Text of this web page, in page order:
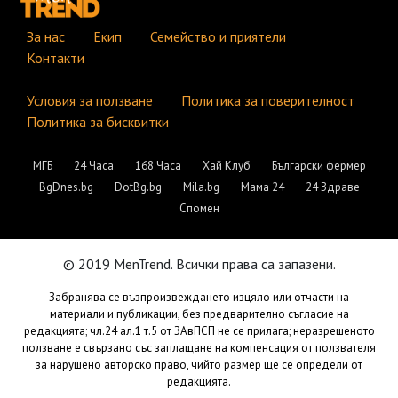
За нас Екип
Семейство и приятели
Контакти
Условия за ползване
Политика за поверителност
Политика за бисквитки
МГБ 24 Часа 168 Часа Хай Клуб
Български фермер
BgDnes.bg
DotBg.bg Mila.bg Мама 24
24 Здраве
Спомен
© 2019 MenTrend. Всички права са запазени.
Забранява се възпроизвеждането изцяло или отчасти на
материали и публикации, без предварително съгласие на
редакцията; чл.24 ал.1 т.5 от ЗАвПСП не се прилага; неразрешеното
ползване е свързано със заплащане на компенсация от ползвателя
за нарушено авторско право, чийто размер ще се определи от
редакцията.